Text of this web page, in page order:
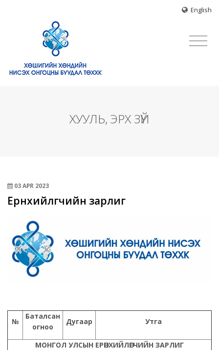
English
ХУУЛЬ, ЭРХ ЗҮЙ
03 APR 2023
Ерөнхийлөгчийн зарлиг
№
Баталсан
огноо
Дугаар Утга
МОНГОЛ УЛСЫН ЕРӨНХИЙЛӨГЧИЙН ЗАРЛИГ